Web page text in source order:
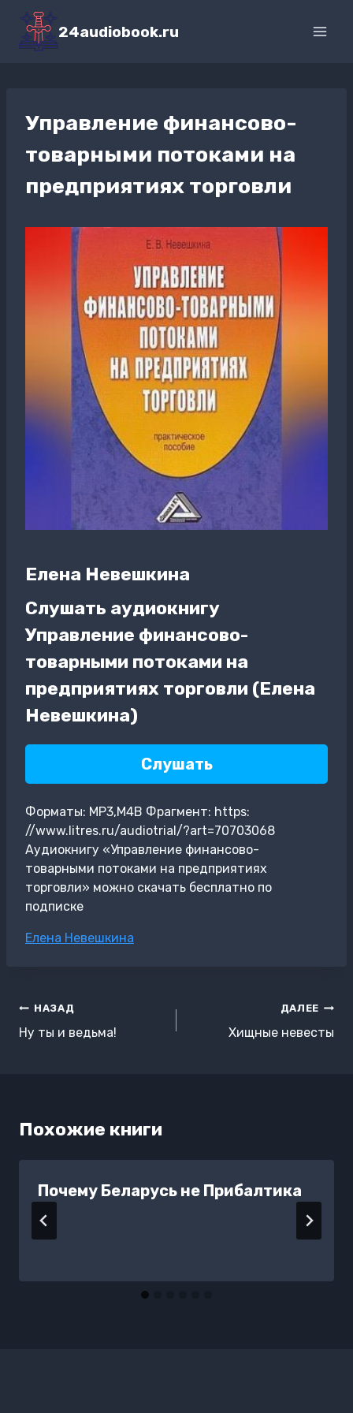
Перейти
содержимому
24audiobook.ru
Управление финансово-
товарными потоками на
предприятиях торговли
Елена Невешкина
Слушать аудиокнигу
Управление финансово-
товарными потоками на
предприятиях торговли (Елена
Невешкина)
Слушать
Форматы: MP3,M4B Фрагмент: https:
//www.litres.ru/audiotrial/?art=70703068
Аудиокнигу «Управление финансово-
товарными потоками на предприятиях
торговли» можно скачать бесплатно по
подписке
Метки
Елена Невешкина
Навигация
по
НАЗАД
Ну ты и ведьма!
ДАЛЕЕ
Хищные невесты
Похожие книги
Почему Беларусь не Прибалтика